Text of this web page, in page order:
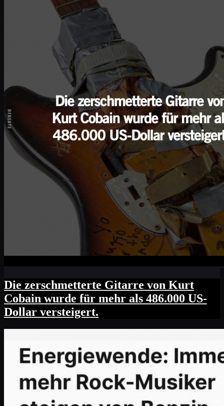
Die zerschmetterte Gitarre von Kurt
Cobain wurde für mehr als 486.000 US-
Dollar versteigert.